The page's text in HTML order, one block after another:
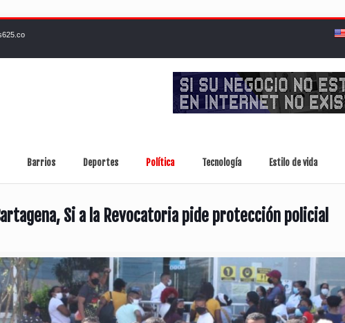
Barrios Deportes Política Tecnología Estilo de vida
Si a la Revocatoria pide protección policial